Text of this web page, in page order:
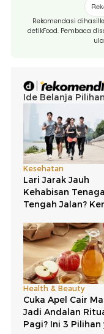
Rekomendasi
detikFood. Pembaca